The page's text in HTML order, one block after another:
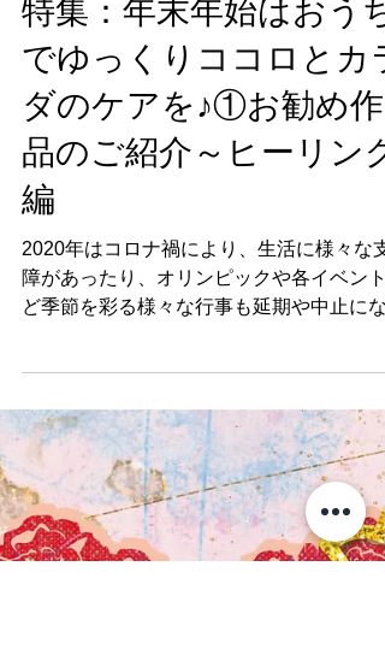
2020年12月26日
特集：年末年始はおうち
でゆっくりココロとカ
ダのケアを♪①お勧め作
品のご紹介～ヒーリング
編
2020年はコロナ禍により、生活に様々な支
ど季節を彩る様々な行事も延期や中止にな
ち着かない世の中ですが、年末年始はおう
でゆっくりココロとカラダのケアをしまし
う。...